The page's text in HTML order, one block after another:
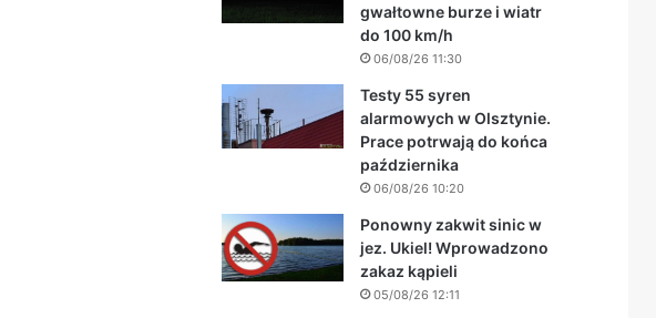
gwałtowne burze i wiatr
do 100 km/h
06/08/26 11:30
Testy 55 syren
alarmowych w Olsztynie.
Prace potrwają do końca
października
06/08/26 10:20
Ponowny zakwit sinic w
jez. Ukiel! Wprowadzono
zakaz kąpieli
05/08/26 12:11